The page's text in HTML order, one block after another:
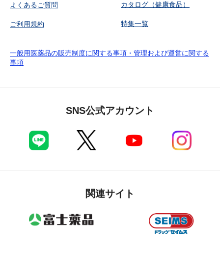
よくあるご質問
ご利用規約
カタログ（健康食品）
特集一覧
一般用医薬品の販売制度に関する事項・管理および運営に関する
事項
SNS公式アカウント
関連サイト